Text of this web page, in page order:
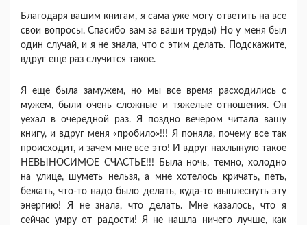
Благодаря вашим книгам, я сама уже могу ответить на все
свои вопросы. Спасибо вам за ваши труды) Но у меня был
один случай, и я не знала, что с этим делать. Подскажите,
вдруг еще раз случится такое.
Я еще была замужем, но мы все время расходились с
мужем, были очень сложные и тяжелые отношения. Он
уехал в очередной раз. Я поздно вечером читала вашу
книгу, и вдруг меня «пробило»!!! Я поняла, почему все так
происходит, и зачем мне все это! И вдруг нахлынуло такое
НЕВЫНОСИМОЕ СЧАСТЬЕ!!! Была ночь, темно, холодно
на улице, шуметь нельзя, а мне хотелось кричать, петь,
бежать, что-то надо было делать, куда-то выплеснуть эту
энергию! Я не знала, что делать. Мне казалось, что я
сейчас умру от радости! Я не нашла ничего лучше, как